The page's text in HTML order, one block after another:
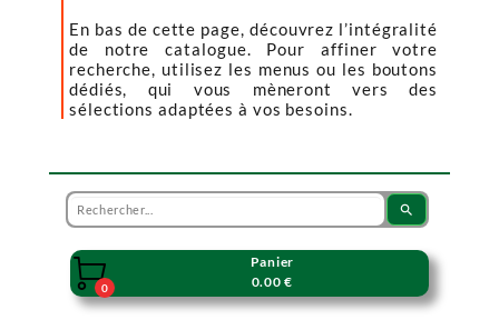
En bas de cette page, découvrez l’intégralité
de notre catalogue. Pour affiner votre
recherche, utilisez les menus ou les boutons
dédiés, qui vous mèneront vers des
sélections adaptées à vos besoins.
search

0
Panier
0.00 €